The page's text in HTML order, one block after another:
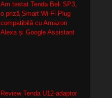
Am testat Tenda Beli SP3,
o priză Smart Wi-Fi Plug
compatibilă cu Amazon
Alexa și Google Assistant
Review Tenda U12-adaptor